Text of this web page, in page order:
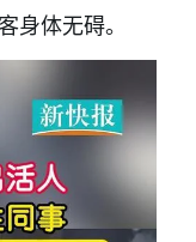
身体无碍。